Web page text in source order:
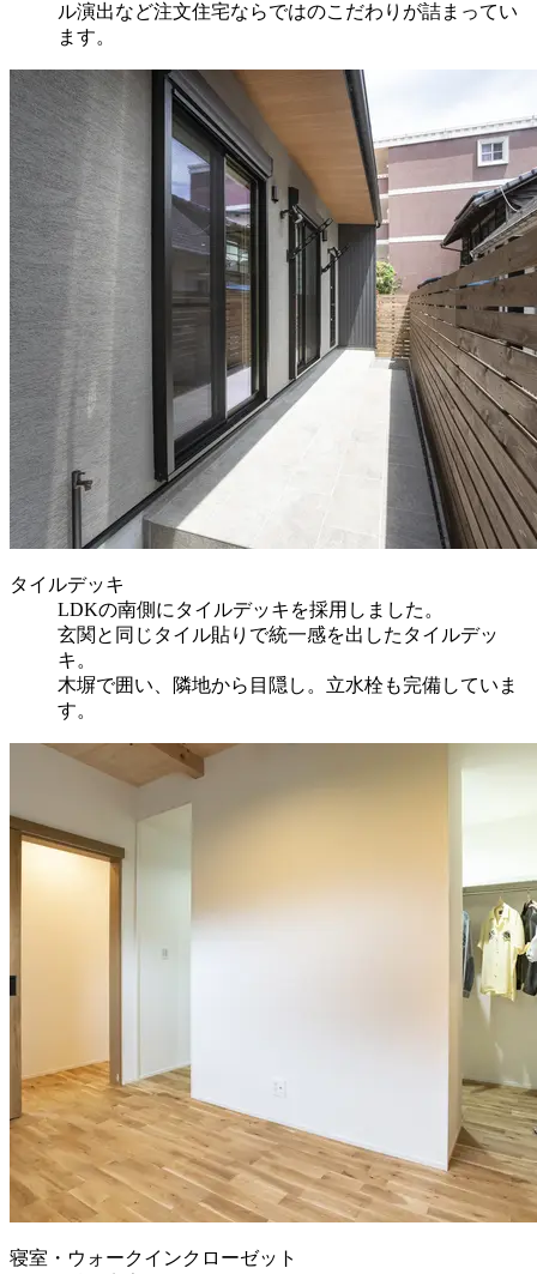
ル演出など注文住宅ならではのこだわりが詰まってい
ます。
タイルデッキ
LDKの南側にタイルデッキを採用しました。
玄関と同じタイル貼りで統一感を出したタイルデッ
キ。
木塀で囲い、隣地から目隠し。立水栓も完備していま
す。
寝室・ウォークインクローゼット